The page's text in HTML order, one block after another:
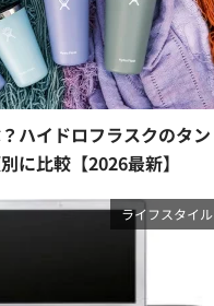
ハイドロフラスクのタン
に比較【2026最新】
ライフスタイル